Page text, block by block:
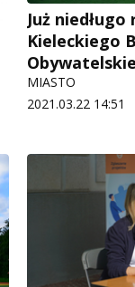
Już niedługo
Kieleckiego
MIASTO
2021.03.22 14:51